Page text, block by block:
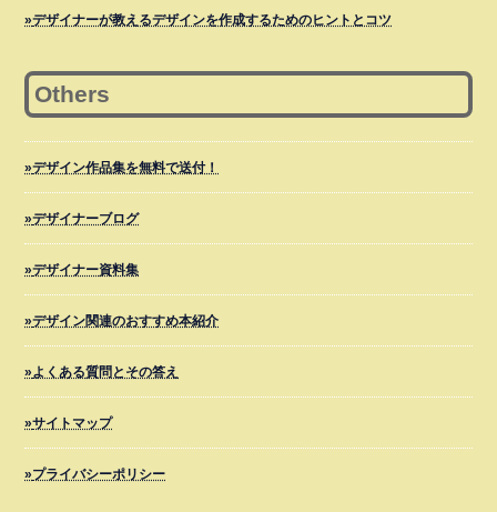
デザイナーが教えるデザインを作成するためのヒントとコツ
Others
デザイン作品集を無料で送付！
デザイナーブログ
デザイナー資料集
デザイン関連のおすすめ本紹介
よくある質問とその答え
サイトマップ
プライバシーポリシー